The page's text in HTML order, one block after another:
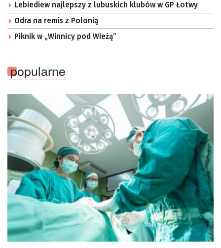
Lebiediew najlepszy z lubuskich klubów w GP Łotwy
Odra na remis z Polonią
Piknik w „Winnicy pod Wieżą”
popularne